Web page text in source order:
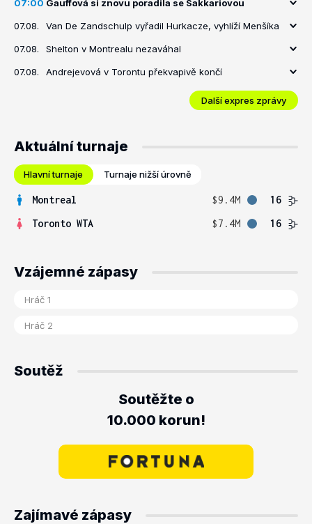
07:00 Gauffová si znovu poradila se Sakkariovou
07.08. Van De Zandschulp vyřadil Hurkacze, vyhlíží Menšíka
07.08. Shelton v Montrealu nezaváhal
07.08. Andrejevová v Torontu překvapivě končí
Další expres zprávy
Aktuální turnaje
Hlavní turnaje Turnaje nižší úrovně
Montreal $9.4M
16
Toronto WTA
$7.4M 16
Vzájemné zápasy
Soutěž
Soutěžte o
10.000 korun!
Zajímavé zápasy